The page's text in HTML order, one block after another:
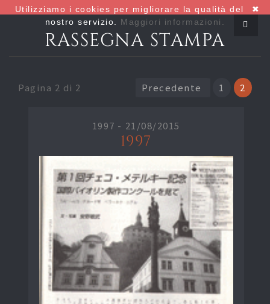
RASSEGNA STAMPA
Pagina 2 di 2 Precedente 1 2
1997 - 21/08/2015
1997
✖
Utilizziamo i cookies per migliorare la qualità del
nostro servizio. Maggiori informazioni.